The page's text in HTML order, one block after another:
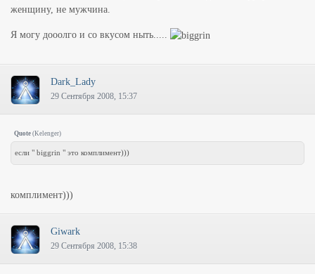
женщину, не мужчина.
Я могу дооолго и со вкусом ныть.....
Dark_Lady
29 Сентября 2008, 15:37
Quote (Kelenger)
если " biggrin " это комплимент)))
комплимент)))
Giwark
29 Сентября 2008, 15:38